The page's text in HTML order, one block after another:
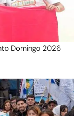
Domingo 2026